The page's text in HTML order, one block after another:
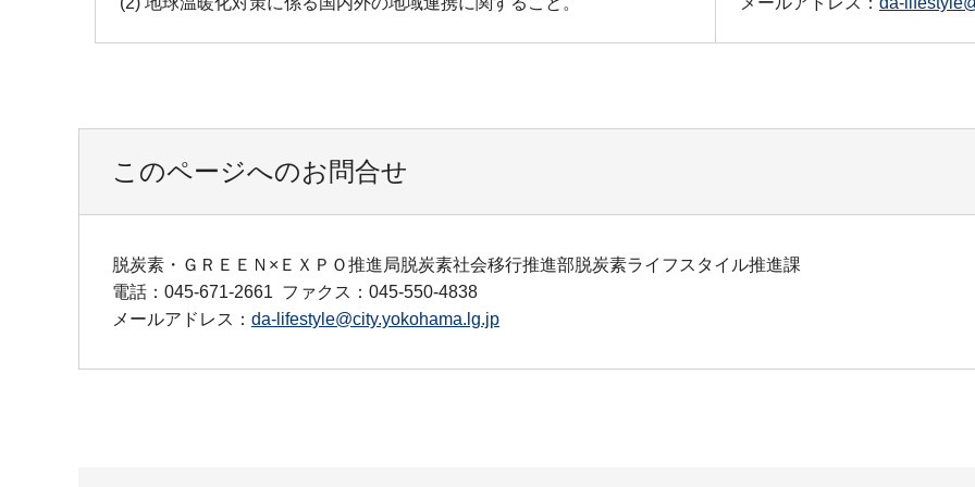
このページへのお問合せ
脱炭素・ＧＲＥＥＮ×ＥＸＰＯ推進局脱炭素社会移行推進部脱炭素ライフスタイル推進課
電話：045-671-2661 ファクス：045-550-4838
メールアドレス： da-lifestyle@city.yokohama.lg.jp